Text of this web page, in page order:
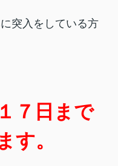
突入をしている方
７日まで
す。